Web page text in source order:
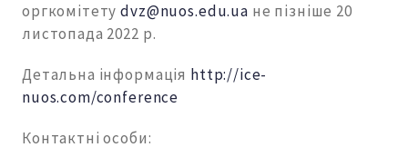
оргкомітетуdvz@nuos.edu.ua не пізніше 20
листопада 2022 р.
Детальна інформація http://ice-
nuos.com/conference
Контактні особи: